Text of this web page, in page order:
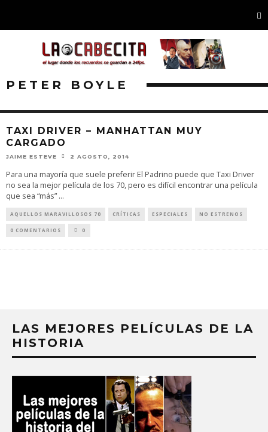
PETER BOYLE
TAXI DRIVER – MANHATTAN MUY
CARGADO
JAIME ESTEVE 2 AGOSTO, 2014
Para una mayoría que suele preferir El Padrino puede que Taxi Driver
no sea la mejor película de los 70, pero es difícil encontrar una película
que sea “más” ...
AQUELLOS MARAVILLOSOS 70 CRÍTICAS ESPECIALES NO ESTRENOS
0 COMENTARIOS 0
LAS MEJORES PELÍCULAS DE LA
HISTORIA